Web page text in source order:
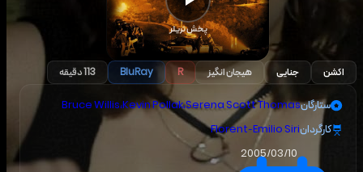
پخش تریلر
اکشن جنایی هیجان انگیز R
BluRay 113 دقیقه
ستارگان Bruce Willis،Kevin Pollak،Serena Scott Thomas
کارگردانFlorent-Emilio Siri
2005/03/10